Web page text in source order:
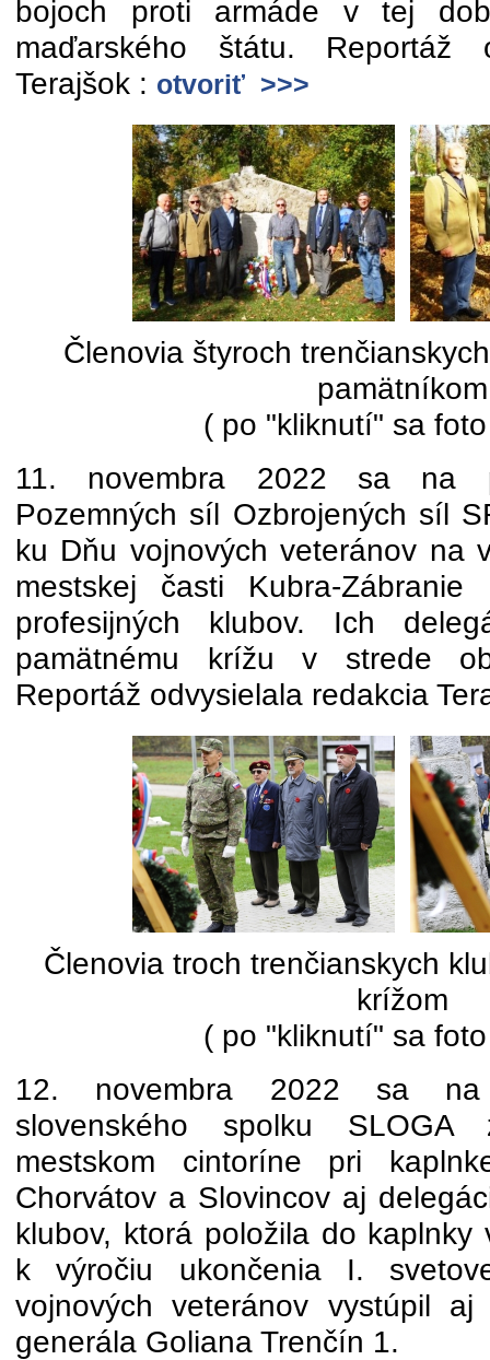
bojoch proti armáde v tej
maďarského štátu. Reportáž
Terajšok : otvoriť >>>
Členovia štyroch
pamätníkom
( po "kliknutí" sa
11. novembra 2022 sa na
Pozemných síl Ozbrojených síl
ku Dňu vojnových veteránov na
mestskej časti Kubra-
profesijných klubov. Ich
pamätnému krížu v strede
Reportáž odvysielala redakcia
Členovia troch trenčianskych
krížom
( po "kliknutí" sa
12. novembra 2022 sa na
slovenského spolku
mestskom cintoríne pri
Chorvátov a Slovincov aj
klubov, ktorá položila do kaplnky
k výročiu ukončenia I.
vojnových veteránov vystúpil
generála Goliana Trenčín 1.